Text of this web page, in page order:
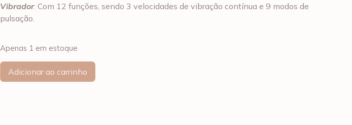
Vibrador: Com 12 funções, sendo 3 velocidades de vibração contínua e 9 modos de
pulsação.
Apenas 1 em estoque
Adicionar ao carrinho